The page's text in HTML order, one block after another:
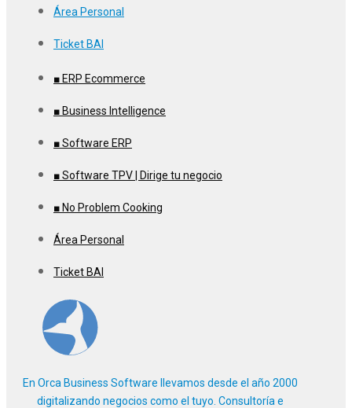
Área Personal
Ticket BAI
■ ERP Ecommerce
■ Business Intelligence
■ Software ERP
■ Software TPV | Dirige tu negocio
■ No Problem Cooking
Área Personal
Ticket BAI
En Orca Business Software llevamos desde el año 2000
digitalizando negocios como el tuyo. Consultoría e